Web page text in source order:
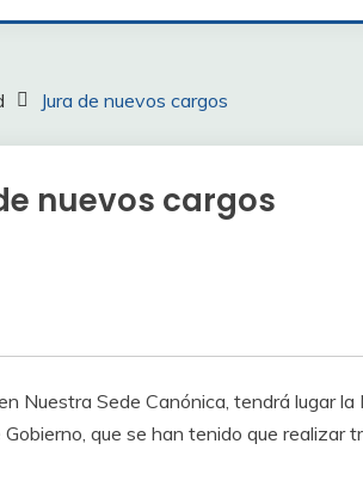
Jura de nuevos cargos
nuevos cargos
Nuestra Sede Canónica, tendrá lugar
que se han tenido que realizar